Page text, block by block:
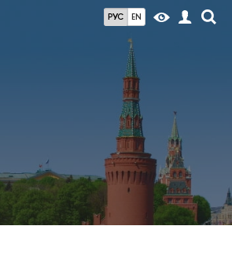
РУС EN